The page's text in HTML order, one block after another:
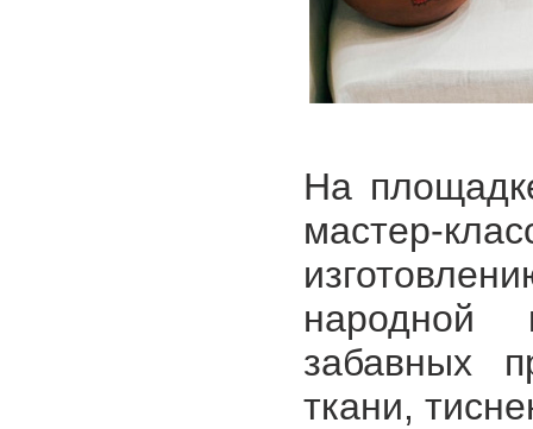
На
мастер-
народной
забавных
ткани,